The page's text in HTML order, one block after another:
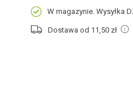
W magazynie. Wysyłka
Dostawa od 11,50 zł